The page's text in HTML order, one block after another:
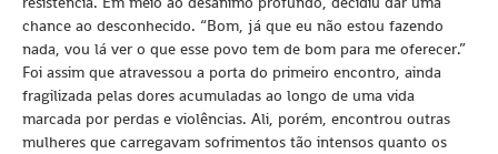
chance ao desconhecido. “Bom, já que eu não estou fazendo
nada, vou lá ver o que esse povo tem de bom para me oferecer.”
Foi assim que atravessou a porta do primeiro encontro, ainda
fragilizada pelas dores acumuladas ao longo de uma vida
marcada por perdas e violências. Ali, porém, encontrou outras
mulheres que carregavam sofrimentos tão intensos quanto os